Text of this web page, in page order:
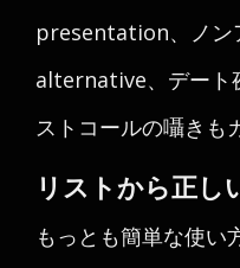
presentation、ノン
alternative、デート
ストコールの囁きも
リストから正し
もっとも簡単な使い